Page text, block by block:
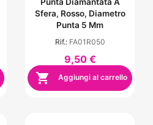
Sfera, Rosso, Diametro
Punta 5 Mm
Rif.: FA01R050
9,50 €
 Aggiungi al carrello